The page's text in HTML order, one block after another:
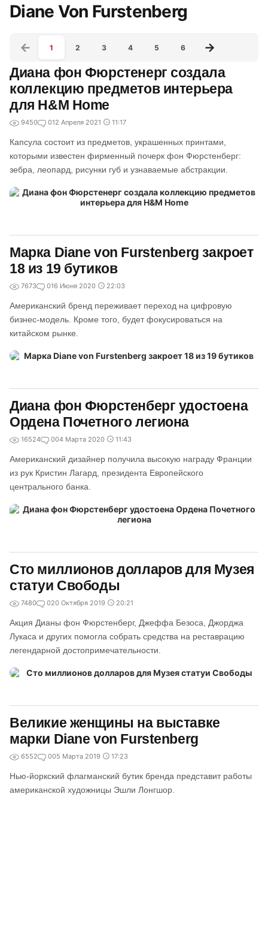
Diane Von Furstenberg
1 2 3 4 5 6
Диана фон Фюрстенерг создала
коллекцию предметов интерьера
для H&M Home
9450 012 Апреля 2021 11:17
Капсула состоит из предметов, украшенных принтами,
которыми известен фирменный почерк фон Фюрстенберг:
зебра, леопард, рисунки губ и узнаваемые абстракции.
Марка Diane von Furstenberg закроет
18 из 19 бутиков
7673 016 Июня 2020 22:03
Американский бренд переживает переход на цифровую
бизнес-модель. Кроме того, будет фокусироваться на
китайском рынке.
Диана фон Фюрстенберг удостоена
Ордена Почетного легиона
16524 004 Марта 2020 11:43
Американский дизайнер получила высокую награду Франции
из рук Кристин Лагард, президента Европейского
центрального банка.
Сто миллионов долларов для Музея
статуи Свободы
7480 020 Октября 2019 20:21
Акция Дианы фон Фюрстенберг, Джеффа Безоса, Джорджа
Лукаса и других помогла собрать средства на реставрацию
легендарной достопримечательности.
Великие женщины на выставке
марки Diane von Furstenberg
6552 005 Марта 2019 17:23
Нью-йоркский флагманский бутик бренда представит работы
американской художницы Эшли Лонгшор.